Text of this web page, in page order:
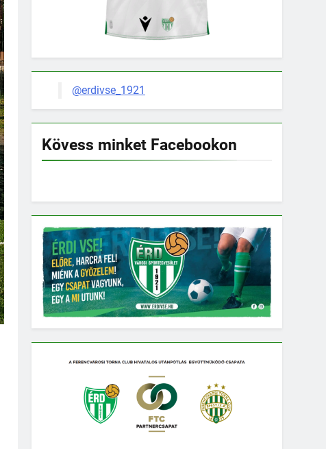
@erdivse_1921
Kövess minket Facebookon